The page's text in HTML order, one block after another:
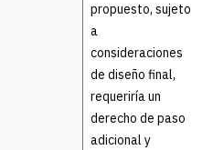
propuesto, sujeto
a
consideraciones
de diseño final,
requeriría un
derecho de paso
adicional y